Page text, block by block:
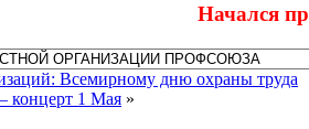
Начался прием
Всемирному дню охраны труда
концерт 1 Мая »